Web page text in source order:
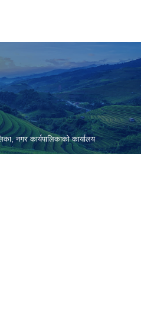
नगर कार्यपालिकाको कार्यालय